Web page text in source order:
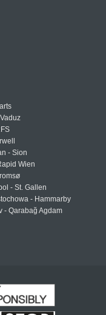
- Sion
Wien
- St. Gallen
- Hammarby
- Qarabağ Agdam